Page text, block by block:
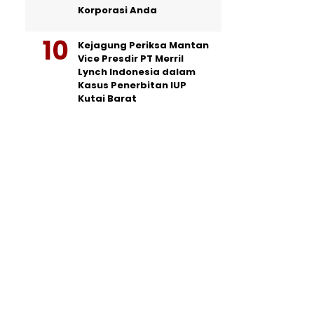
Korporasi Anda
Kejagung Periksa Mantan
Vice Presdir PT Merril
Lynch Indonesia dalam
Kasus Penerbitan IUP
Kutai Barat